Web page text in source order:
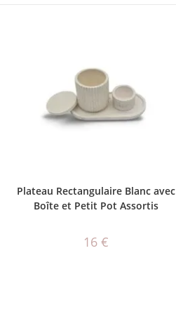
Plateau Rectangulaire Blanc avec
Boîte et Petit Pot Assortis
16 €